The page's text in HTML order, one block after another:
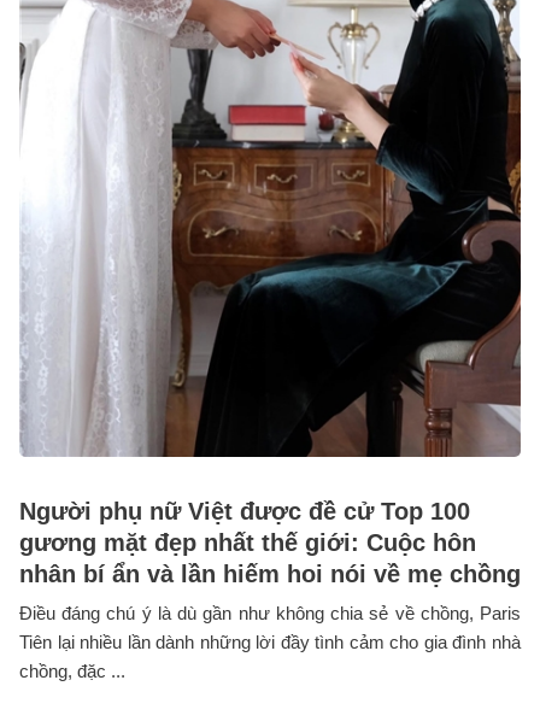
Người phụ nữ Việt được đề cử Top 100
gương mặt đẹp nhất thế giới: Cuộc hôn
nhân bí ẩn và lần hiếm hoi nói về mẹ chồng
Điều đáng chú ý là dù gần như không chia sẻ về chồng, Paris
Tiên lại nhiều lần dành những lời đầy tình cảm cho gia đình nhà
chồng, đặc ...